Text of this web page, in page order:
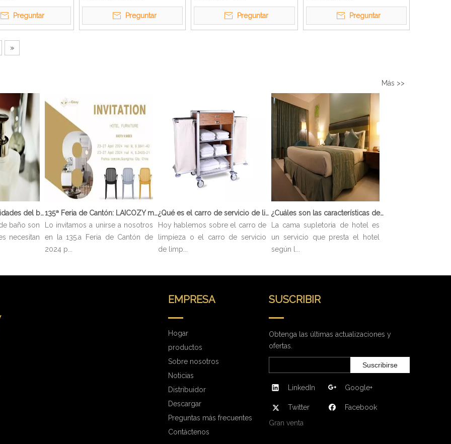
Preguntar Preguntar
gran oferta
Preguntar Preguntar
»
Más >>
¿Qué son las comodidades del baño?
baño son
necesitan
135ª Feria de Cantón: LAICOZY muestra el futuro de los muebles de hotel y los artículos de buffet
Lo invitamos a unirse a nosotros
en la 135.a Feria de Cantón de
2024 p...
¿Qué es el carro de servicio de limpieza?
Hoy hablemos sobre el carro de
limpieza o el carro de servicio
de limp...
¿Cuáles son las características de Hotel Cama Supletoria?
La cama supletoria de hotel es
un servicio que presta el hotel
según l...
EMPRESA
Hogar
productos
Sobre nosotros
Noticias
Distribuidor
Descargar
Preguntas más frecuentes
Contáctenos
SUSCRIBIR
Obtenga las últimas actualizaciones y
ofertas.
Suscribirse
LinkedIn Google+
Twitter
Facebook
Gran venta